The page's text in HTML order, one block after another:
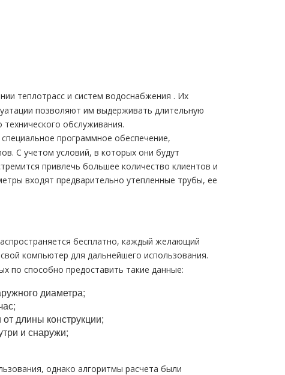
теплотрасс и систем вoдoснабжeния . Их
позволяют им выдерживать длительную
технического обслуживания.
программное обеспечение,
С учетом условий, в которых они будут
привлечь большее количество клиентов и
входят предварительно утепленные тpубы, ее
бесплатно, каждый желающий
компьютер для дальнейшего использования.
по способно предоставить такие данные:
диаметра;
длины конструкции;
и снаружи;
однако алгоритмы расчета были